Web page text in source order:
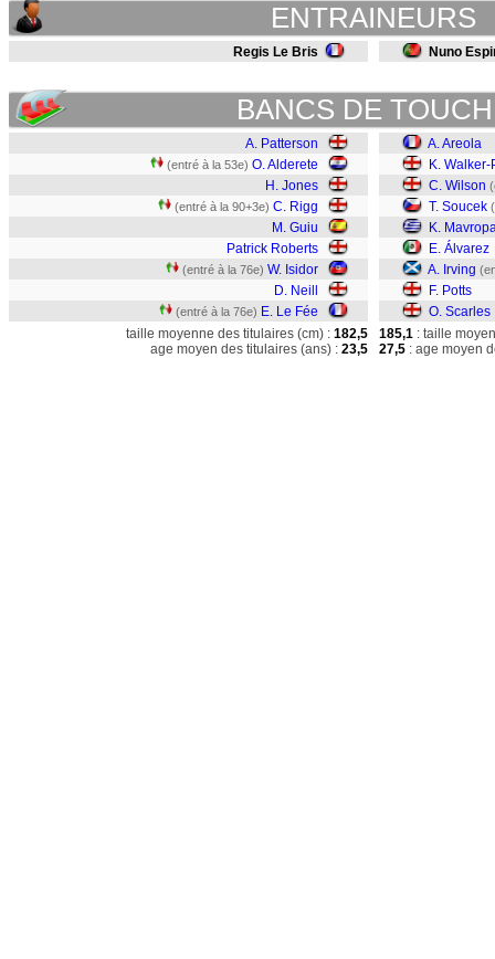
ENTRAINEURS
Regis Le Bris Nuno
BANCS DE
A. Patterson
(entré à la 53e) O. Alderete
H. Jones
(entré à la 90+3e) C. Rigg
M. Guiu
Patrick Roberts
(entré à la 76e) W. Isidor
D. Neill
(entré à la 76e) E. Le Fée
A. Areola
K. Walker-
C. Wilson
T. Soucek
K.
E. Álvarez
A. Irving
F. Potts
O. Scarles
taille moyenne des titulaires (cm) : 182,5
age moyen des titulaires (ans) : 23,5
185,1 : taille
27,5 : age moyen